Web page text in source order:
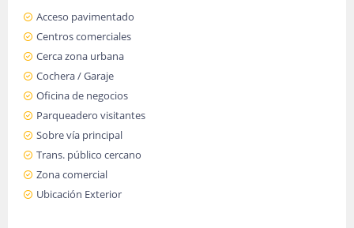
Acceso pavimentado
Centros comerciales
Cerca zona urbana
Cochera / Garaje
Oficina de negocios
Parqueadero visitantes
Sobre vía principal
Trans. público cercano
Zona comercial
Ubicación Exterior